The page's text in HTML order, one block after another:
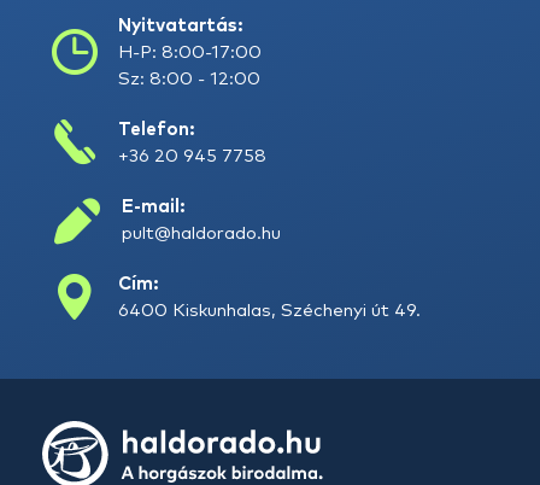
Nyitvatartás:
H-P: 8:00-17:00
Sz: 8:00 - 12:00
Telefon:
+36 20 945 7758
E-mail:
pult@haldorado.hu
Cím:
6400 Kiskunhalas, Széchenyi út 49.